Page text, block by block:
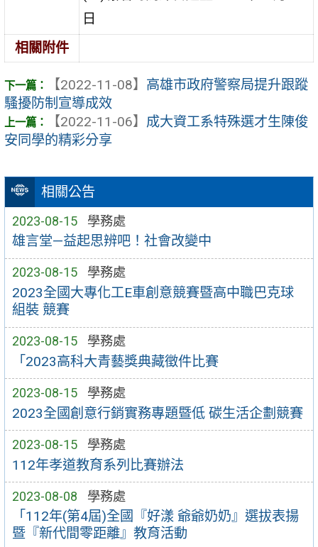
相關公告
2023-08-15 學務處
雄言堂—益起思辨吧！社會改變中
2023-08-15 學務處
2023全國大專化工E車創意競賽暨高中職巴克球
組裝 競賽
2023-08-15 學務處
「2023高科大青藝獎典藏徵件比賽
2023-08-15 學務處
2023全國創意行銷實務專題暨低 碳生活企劃競賽
2023-08-15 學務處
112年孝道教育系列比賽辦法
2023-08-08 學務處
「112年(第4屆)全國『好漾 爺爺奶奶』選拔表揚
暨『新代間零距離』教育活動
日
相關附件
【2022-11-08】 高雄市政府警察局提升跟蹤
騷擾防制宣導成效
【2022-11-06】 成大資工系特殊選才生陳俊
安同學的精彩分享